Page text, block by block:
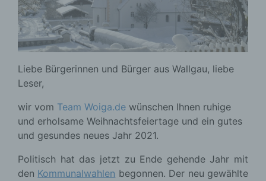
Liebe Bürgerinnen und Bürger aus Wallgau, liebe
Leser,
wir vom Team Woiga.de wünschen Ihnen ruhige
und erholsame Weihnachtsfeiertage und ein gutes
und gesundes neues Jahr 2021.
Politisch hat das jetzt zu Ende gehende Jahr mit
den Kommunalwahlen begonnen. Der neu gewählte